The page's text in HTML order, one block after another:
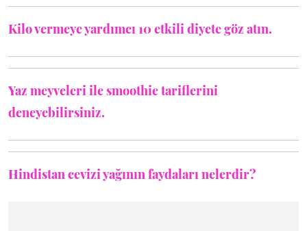
Kilo vermeye yardımcı 10 etkili diyete göz atın.
Yaz meyveleri ile smoothie tariflerini
deneyebilirsiniz.
Hindistan cevizi yağının faydaları nelerdir?